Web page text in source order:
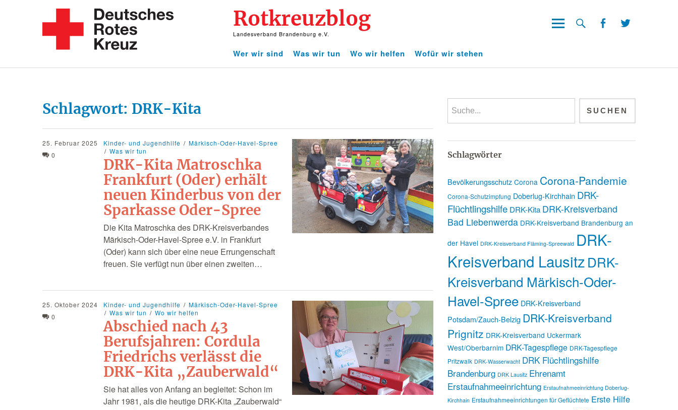
Rotkreuzblog
Landesverband Brandenburg e.V.
Wer wir sind
Was wir tun Wo wir helfen Wofür wir stehen
Schlagwort: DRK-Kita
25. Februar 2025
0
Kinder- und Jugendhilfe
Märkisch-Oder-Havel-Spree
Was wir tun
DRK-Kita Matroschka
Frankfurt (Oder) erhält
neuen Kinderbus von der
Sparkasse Oder-Spree
Die Kita Matroschka des DRK-Kreisverbandes
Märkisch-Oder-Havel-Spree e.V. in Frankfurt
(Oder) kann sich über eine neue Errungenschaft
freuen. Sie verfügt nun über einen zweiten…
25. Oktober 2024
0
Kinder- und Jugendhilfe
Märkisch-Oder-Havel-Spree
Was wir tun
Wo wir helfen
Abschied nach 43
Berufsjahren: Cordula
Friedrichs verlässt die
DRK-Kita „Zauberwald“
Sie hat alles von Anfang an begleitet: Schon im
Jahr 1981, als die heutige DRK-Kita „Zauberwald“
Schlagwörter
Bevölkerungsschutz Corona Corona-Pandemie
Corona-Schutzimpfung Doberlug-Kirchhain DRK-
Flüchtlingshilfe DRK-Kita DRK-Kreisverband
Bad Liebenwerda DRK-Kreisverband Brandenburg an
der Havel DRK-Kreisverband Fläming-Spreewald DRK-
Kreisverband LausitzDRK-
Kreisverband Märkisch-Oder-
Havel-Spree DRK-Kreisverband
Potsdam/Zauch-Belzig DRK-Kreisverband
Prignitz DRK-Kreisverband Uckermark
West/Oberbarnim DRK-Tagespflege DRK-Tagespflege
Pritzwalk DRK-Wasserwacht DRK Flüchtlingshilfe
Brandenburg DRK Lausitz Ehrenamt
Erstaufnahmeeinrichtung Erstaufnahmeeinrichtung Doberlug-
Kirchhain Erstaufnahmeeinrichtungen für Geflüchtete Erste Hilfe